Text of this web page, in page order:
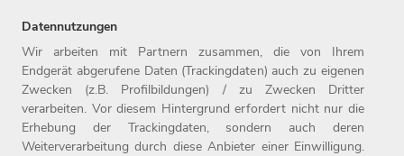
Home
Arbeitgeber
Benefits
Jobs
Einstiegslevel
Arbeitsfelder
Kontakt
Impressum
Datenschutz
Datennutzungen
Wir arbeiten mit Partnern zusammen, die von Ihrem
Endgerät abgerufene Daten (Trackingdaten) auch zu eigenen
Zwecken (z.B. Profilbildungen) / zu Zwecken Dritter
verarbeiten. Vor diesem Hintergrund erfordert nicht nur die
Erhebung der Trackingdaten, sondern auch deren
Weiterverarbeitung durch diese Anbieter einer Einwilligung.